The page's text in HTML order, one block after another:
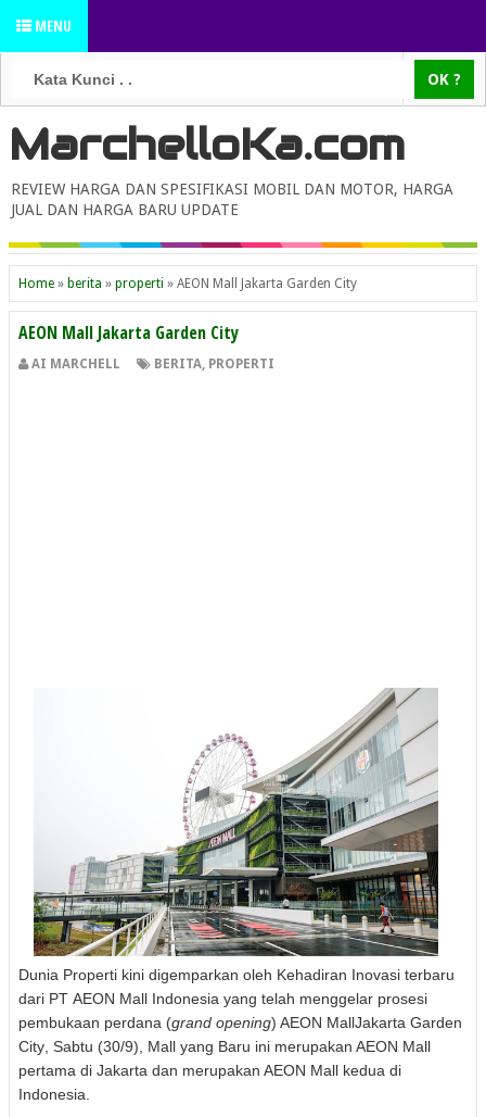
MENU
MarchelloKa.com
REVIEW HARGA DAN SPESIFIKASI MOBIL DAN MOTOR, HARGA
JUAL DAN HARGA BARU UPDATE
Home » berita » properti » AEON Mall Jakarta Garden City
AEON Mall Jakarta Garden City
AI MARCHELL BERITA PROPERTI
Dunia Properti kini digemparkan oleh Kehadiran Inovasi terbaru
dari PT AEON Mall Indonesia yang telah menggelar prosesi
pembukaan perdana (grand opening) AEON MallJakarta Garden
City , Sabtu (30/9), Mall yang Baru ini merupakan AEON Mall
pertama di Jakarta dan merupakan AEON Mall kedua di
Indonesia.